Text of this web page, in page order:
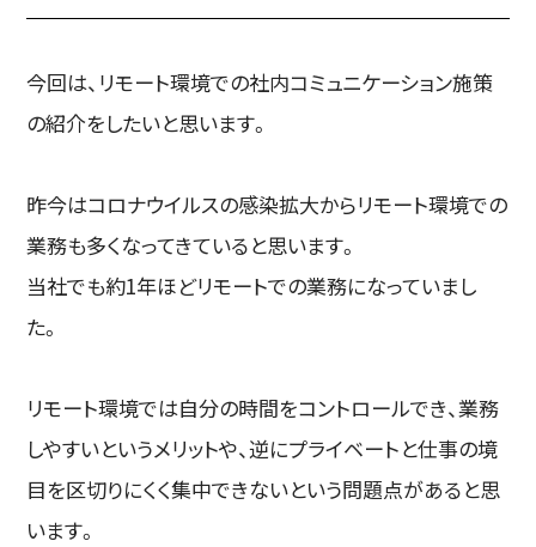
今回は、リモート環境での社内コミュニケーション施策
の紹介をしたいと思います。
昨今はコロナウイルスの感染拡大からリモート環境での
業務も多くなってきていると思います。
当社でも約1年ほどリモートでの業務になっていまし
た。
リモート環境では自分の時間をコントロールでき、業務
しやすいというメリットや、逆にプライベートと仕事の境
目を区切りにくく集中できないという問題点があると思
います。